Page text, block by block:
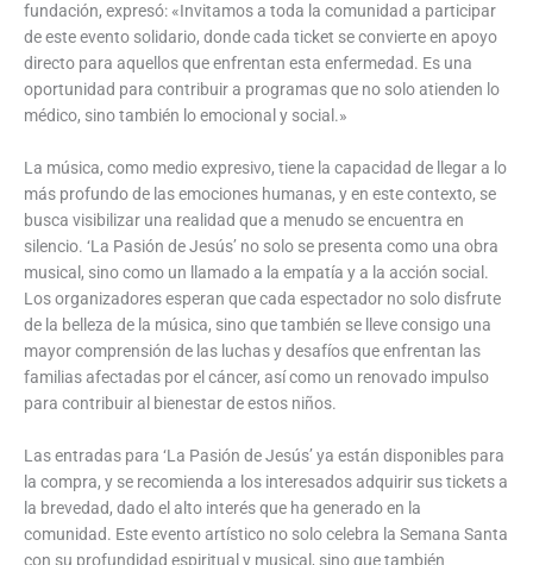
fundación, expresó: «Invitamos a toda la comunidad a participar
de este evento solidario, donde cada ticket se convierte en apoyo
directo para aquellos que enfrentan esta enfermedad. Es una
oportunidad para contribuir a programas que no solo atienden lo
médico, sino también lo emocional y social.»
La música, como medio expresivo, tiene la capacidad de llegar a lo
más profundo de las emociones humanas, y en este contexto, se
busca visibilizar una realidad que a menudo se encuentra en
silencio. ‘La Pasión de Jesús’ no solo se presenta como una obra
musical, sino como un llamado a la empatía y a la acción social.
Los organizadores esperan que cada espectador no solo disfrute
de la belleza de la música, sino que también se lleve consigo una
mayor comprensión de las luchas y desafíos que enfrentan las
familias afectadas por el cáncer, así como un renovado impulso
para contribuir al bienestar de estos niños.
Las entradas para ‘La Pasión de Jesús’ ya están disponibles para
la compra, y se recomienda a los interesados adquirir sus tickets a
la brevedad, dado el alto interés que ha generado en la
comunidad. Este evento artístico no solo celebra la Semana Santa
con su profundidad espiritual y musical, sino que también